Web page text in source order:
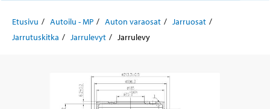
Etusivu Autoilu - MP Auton varaosat
Jarruosat
Jarrutuskitka
Jarrulevyt Jarrulevy